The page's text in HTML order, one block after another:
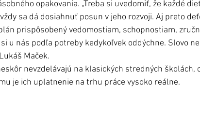
opakovania. „Treba si uvedomiť, že každé
sa dá dosiahnuť posun v jeho rozvoji. Aj preto
prispôsobený vedomostiam, schopnostiam,
u nás podľa potreby kedykoľvek oddýchne. Slovo
Maček.
nevzdelávajú na klasických stredných školách,
je ich uplatnenie na trhu práce vysoko reálne.